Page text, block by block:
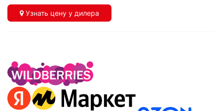
Узнать цену у дилера